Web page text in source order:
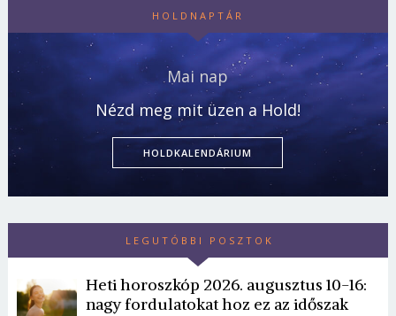
HOLDNAPTÁR
Mai nap
Nézd meg mit üzen a Hold!
HOLDKALENDÁRIUM
LEGUTÓBBI POSZTOK
Heti horoszkóp 2026. augusztus 10-16:
nagy fordulatokat hoz ez az időszak